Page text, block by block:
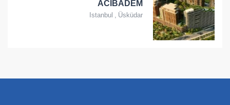
ACIBADEM
Istanbul , Üsküdar